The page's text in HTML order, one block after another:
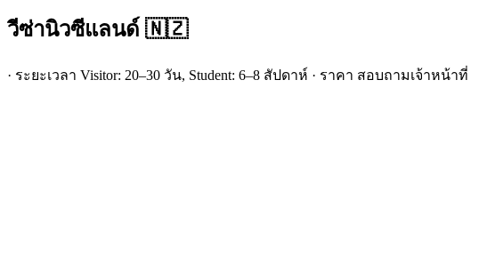
วีซ่านิวซีแลนด์ 🇳🇿
· ระยะเวลา Visitor: 20–30 วัน, Student: 6–8 สัปดาห์ · ราคา สอบถามเจ้าหน้าที่